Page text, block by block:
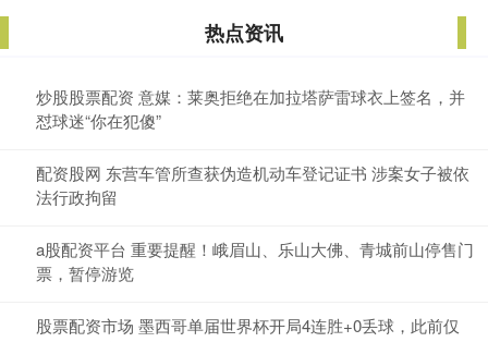
热点资讯
炒股股票配资 意媒：莱奥拒绝在加拉塔萨雷球衣上签名，并
怼球迷“你在犯傻”
配资股网 东营车管所查获伪造机动车登记证书 涉案女子被依
法行政拘留
a股配资平台 重要提醒！峨眉山、乐山大佛、青城前山停售门
票，暂停游览
股票配资市场 墨西哥单届世界杯开局4连胜+0丢球，此前仅